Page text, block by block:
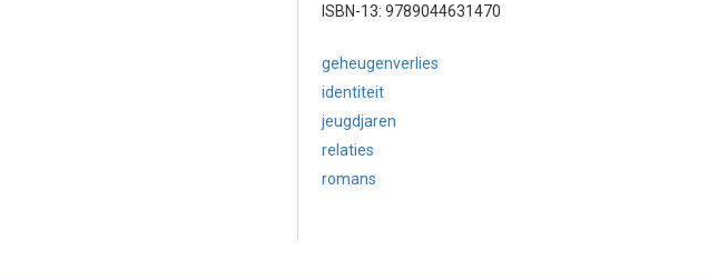
ISBN-13: 9789044631470
geheugenverlies
identiteit
jeugdjaren
relaties
romans